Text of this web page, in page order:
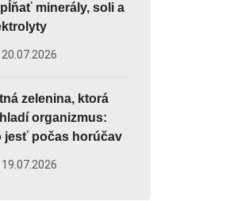
minerály, soli a
20.07.2026
zelenina, ktorá
organizmus:
jesť počas horúčav
19.07.2026